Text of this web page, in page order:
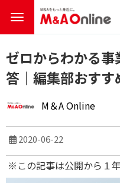
ゼロからわかる
答｜編集部おすす
M＆A Online
2020-06-22
※この記事は公開から１年